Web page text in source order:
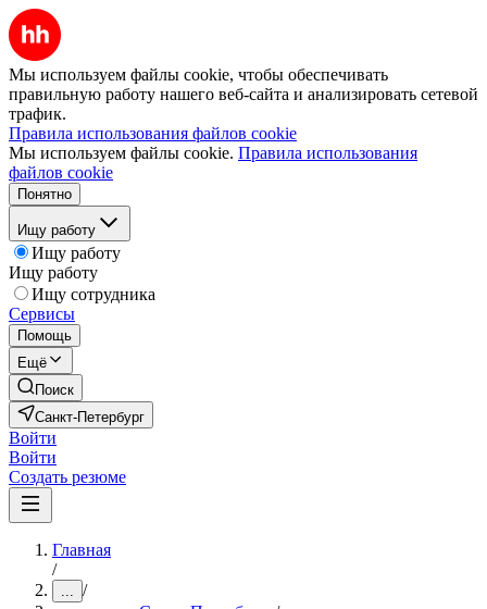
Мы используем файлы cookie, чтобы обеспечивать
правильную работу нашего веб-сайта и анализировать сетевой
трафик.
Правила использования файлов cookie
Мы используем файлы cookie. Правила использования
файлов cookie
Понятно
Ищу работу
Ищу работу
Ищу работу
Ищу сотрудника
Сервисы
Помощь
Ещё
Поиск
Санкт-Петербург
Войти
Войти
Создать резюме
Главная
/
... /